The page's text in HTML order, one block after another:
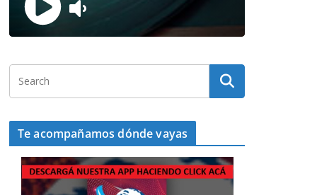
Te acompañamos dónde vayas